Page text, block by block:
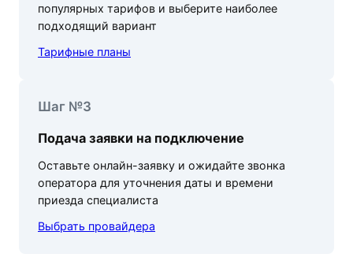
популярных тарифов и выберите наиболее
подходящий вариант
Тарифные планы
Шаг №3
Подача заявки на подключение
Оставьте онлайн-заявку и ожидайте звонка
оператора для уточнения даты и времени
приезда специалиста
Выбрать провайдера